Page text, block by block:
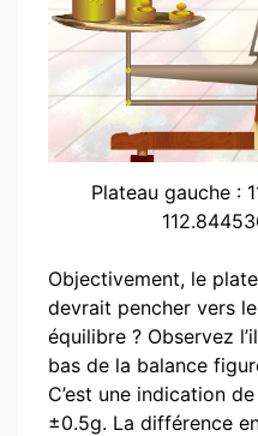
Plateau gauche :
Objectivement, le
devrait pencher vers
équilibre ? Observez
bas de la balance
C’est une indication
±0.5g. La différence